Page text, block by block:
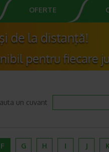
OFERTE
un cuvant
F G H I J K